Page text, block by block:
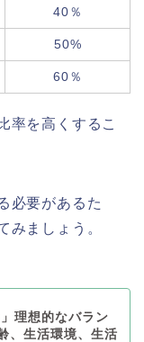
40％
50%
60％
率を高くするこ
必要があるた
みましょう。
」理想的なバラン
、生活環境、生活